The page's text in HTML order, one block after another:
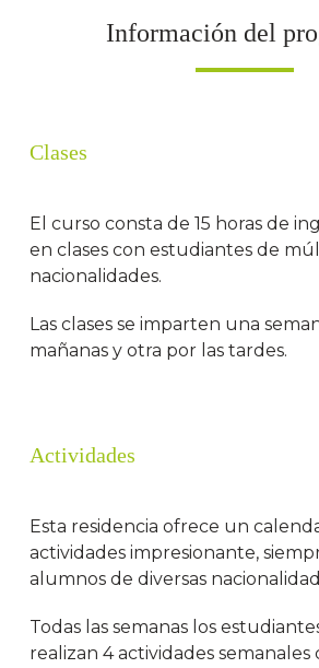
Información del
Clases
El curso consta de 15 horas de
en clases con estudiantes de
nacionalidades.
Las clases se imparten una
mañanas y otra por las tardes.
Actividades
Esta residencia ofrece un
actividades impresionante,
alumnos de diversas
Todas las semanas los
realizan 4 actividades